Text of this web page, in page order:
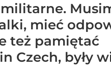
mieć
też pamiętać
Czech, były